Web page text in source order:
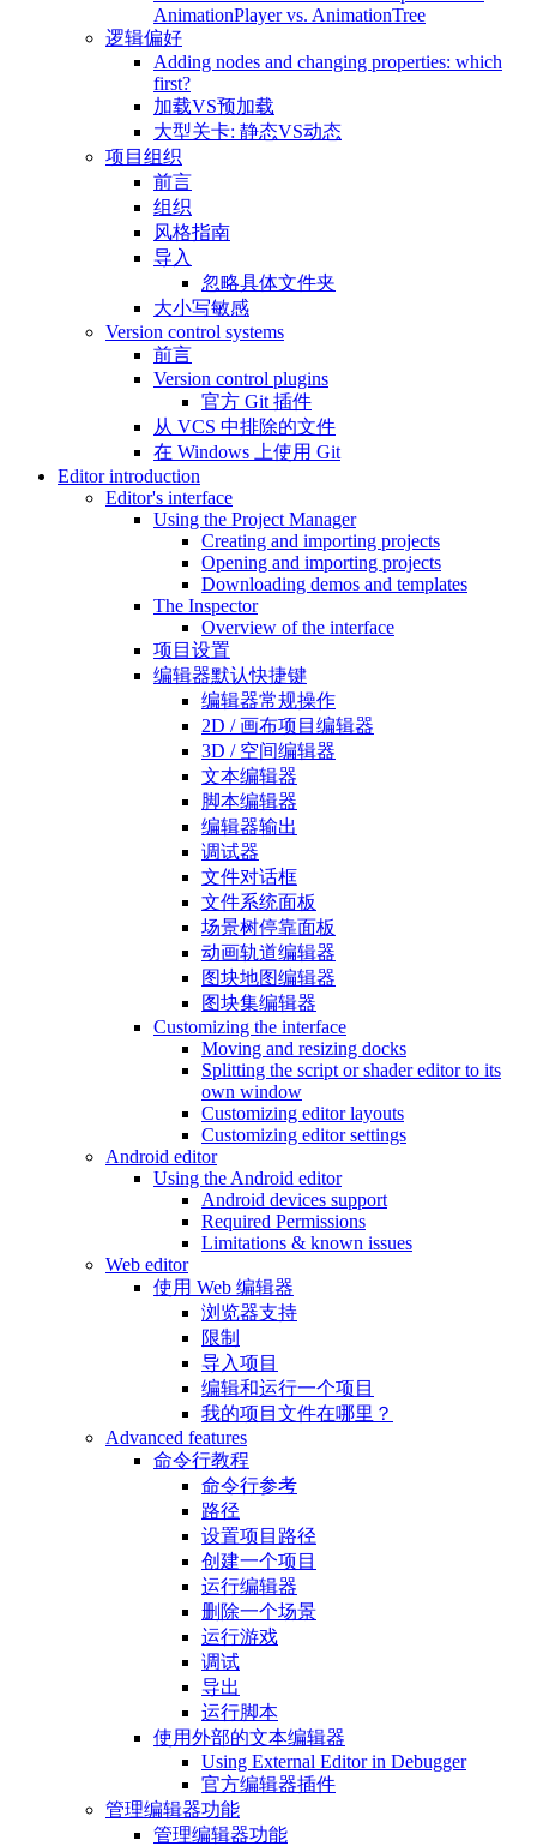
AnimationPlayer vs. AnimationTree
逻辑偏好
Adding nodes and changing properties: which
first?
加载VS预加载
大型关卡: 静态VS动态
项目组织
前言
组织
风格指南
导入
忽略具体文件夹
大小写敏感
Version control systems
前言
Version control plugins
官方 Git 插件
从 VCS 中排除的文件
在 Windows 上使用 Git
Editor introduction
Editor's interface
Using the Project Manager
Creating and importing projects
Opening and importing projects
Downloading demos and templates
The Inspector
Overview of the interface
项目设置
编辑器默认快捷键
编辑器常规操作
2D / 画布项目编辑器
3D / 空间编辑器
文本编辑器
脚本编辑器
编辑器输出
调试器
文件对话框
文件系统面板
场景树停靠面板
动画轨道编辑器
图块地图编辑器
图块集编辑器
Customizing the interface
Moving and resizing docks
Splitting the script or shader editor to its
own window
Customizing editor layouts
Customizing editor settings
Android editor
Using the Android editor
Android devices support
Required Permissions
Limitations & known issues
Web editor
使用 Web 编辑器
浏览器支持
限制
导入项目
编辑和运行一个项目
我的项目文件在哪里？
Advanced features
命令行教程
命令行参考
路径
设置项目路径
创建一个项目
运行编辑器
删除一个场景
运行游戏
调试
导出
运行脚本
使用外部的文本编辑器
Using External Editor in Debugger
官方编辑器插件
管理编辑器功能
管理编辑器功能